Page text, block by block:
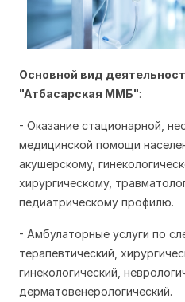
Основной вид
"Атбасарская ММБ":
- Оказание стационарной,
медицинской помощи
акушерскому,
хирургическому,
педиатрическому профилю.
- Амбулаторные услуги по
терапевтический,
гинекологический,
дерматовенерологический.